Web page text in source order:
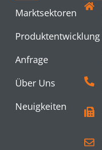
Marktsektoren
Produktentwicklung
Anfrage
Über Uns
Neuigkeiten